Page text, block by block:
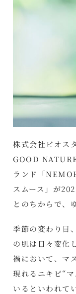
株式会社ビオス
GOOD
ランド「
スムース」が
とのちからで、
季節の変わり目
の肌は日々変化
禍において、マ
現れるニキビ“
いるといわれて